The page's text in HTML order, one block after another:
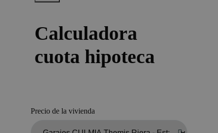
Calculadora
cuota hipoteca
Precio de la vivienda